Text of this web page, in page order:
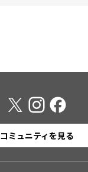
コミュニティを見る